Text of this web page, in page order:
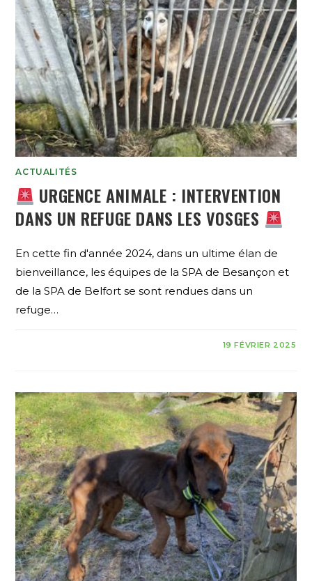
ACTUALITÉS
URGENCE ANIMALE : INTERVENTION
DANS UN REFUGE DANS LES VOSGES
En cette fin d'année 2024, dans un ultime élan de
bienveillance, les équipes de la SPA de Besançon et
de la SPA de Belfort se sont rendues dans un
refuge…
19 FÉVRIER 2025